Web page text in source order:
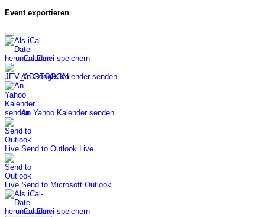
Event exportieren
iCal-Datei speichern
An Google Kalender senden
An Yahoo Kalender senden
Send to Outlook Live
Send to Microsoft Outlook
iCal-Datei speichern